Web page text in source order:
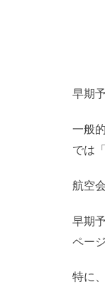
早期
一般
では
航空
早期
ペー
特に